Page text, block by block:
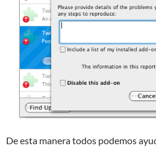
De esta manera todos podemos